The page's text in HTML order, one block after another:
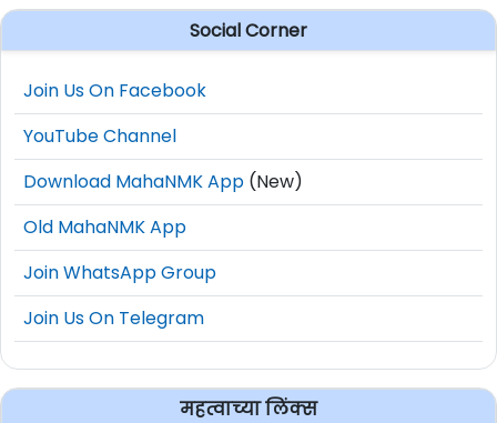
Social Corner
Join Us On Facebook
YouTube Channel
Download MahaNMK App (New)
Old MahaNMK App
Join WhatsApp Group
Join Us On Telegram
महत्वाच्या लिंक्स